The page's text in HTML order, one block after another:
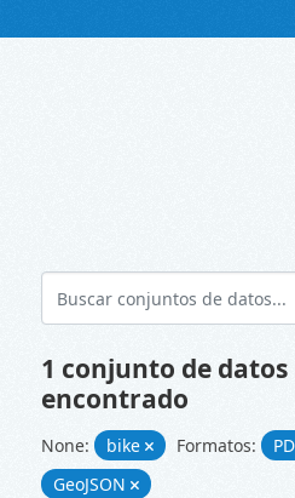
1 conjunto de datos
encontrado
None: bike Formatos:
GeoJSON